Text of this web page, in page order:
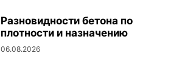
Разновидности бетона по
плотности и назначению
06.08.2026